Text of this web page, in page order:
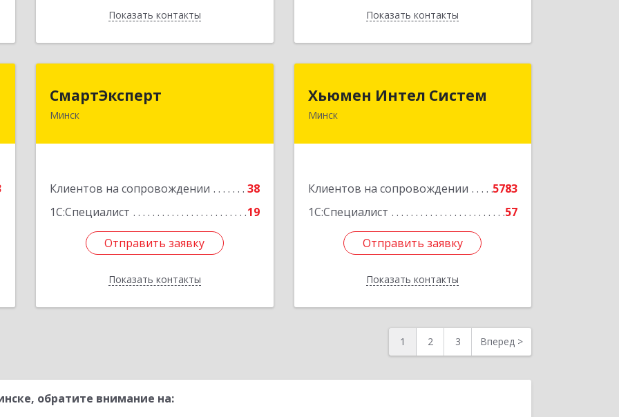
Показать контакты
Назад Показать контакты
Назад
СмартЭксперт
Минск
Клиентов на сопровождении
38
1С:Специалист
19
Отправить заявку
Показать контакты
Подробнее
Отправить заявку
Назад
Хьюмен Интел Систем
Минск
Клиентов на сопровождении
5783
1С:Специалист
57
Отправить заявку
Показать контакты
220083, г. Минск, пр. Дзержинского,
Отправить заявку
Назад
1 2 3 Вперед >
обратите внимание на: